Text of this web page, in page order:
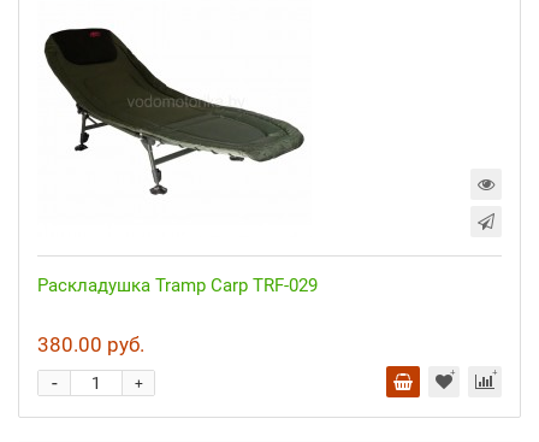
Раскладушка Tramp Carp TRF-029
380.00 руб.
+
-